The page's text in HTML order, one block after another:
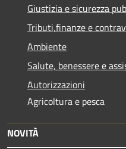
Giustizia e sicurezza
Tributi,finanze e
Ambiente
Salute, benessere e
Autorizzazioni
Agricoltura e pesca
NOVITÀ